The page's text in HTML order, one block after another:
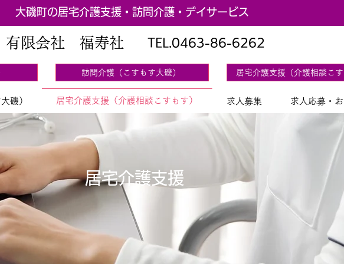
大磯町の居宅介護支援・訪問介護・デイサービス
有限会社 福寿社 TEL. 0463-86-6262
訪問介護（こすもす大磯） 居宅介護支援（介護相談こす
磯） 居宅介護支援（介護相談こすもす） 求人募集 求人応募・
居宅介護支援